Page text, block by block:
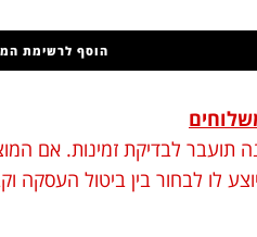
הוסף לרשימת
תועבר לבדיקת זמינות. אם
לו לבחור בין ביטול